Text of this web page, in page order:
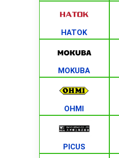
HATOK
MOKUBA
OHMI
PICUS